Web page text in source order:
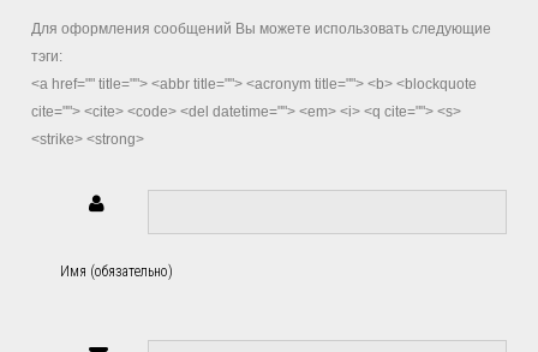
Для оформления сообщений Вы можете использовать следующие
тэги:
<a href="" title=""> <abbr title=""> <acronym title=""> <b> <blockquote
cite=""> <cite> <code> <del datetime=""> <em> <i> <q cite=""> <s>
<strike> <strong>
Имя (обязательно)